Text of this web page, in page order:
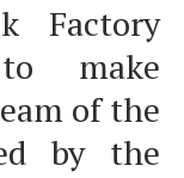
Factory
make
of the
by the